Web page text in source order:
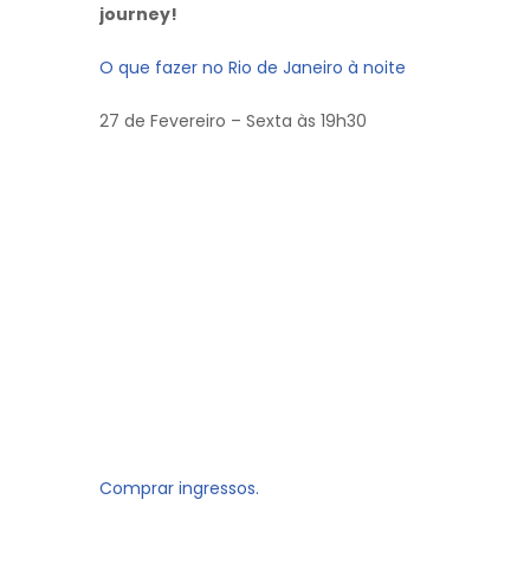
journey!
O que fazer no Rio de Janeiro à noite
27 de Fevereiro – Sexta às 19h30
Comprar ingressos.